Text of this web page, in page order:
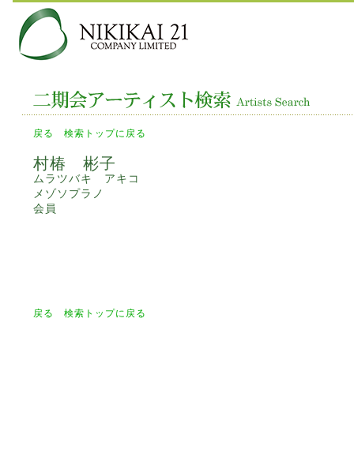
戻る 検索トップに戻る
村椿 彬子
ムラツバキ アキコ
メゾソプラノ
会員
戻る 検索トップに戻る